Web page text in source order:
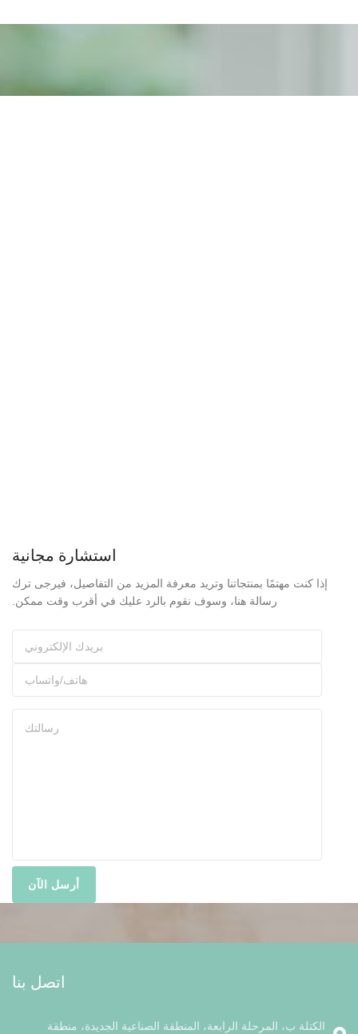
استشارة مجانية
إذا كنت مهتمًا بمنتجاتنا وتريد معرفة المزيد من التفاصيل، فيرجى ترك
رسالة هنا، وسوف نقوم بالرد عليك في أقرب وقت ممكن.
اتصل بنا
الكتلة ب، المرحلة الرابعة، المنطقة الصناعية الجديدة، منطقة